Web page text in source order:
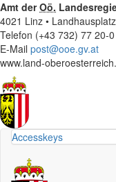
Amt derOö.
4021 Linz •
Telefon (+43 732) 77 20-0
E-Mail post@ooe.gv.at
www.land-
Accesskeys